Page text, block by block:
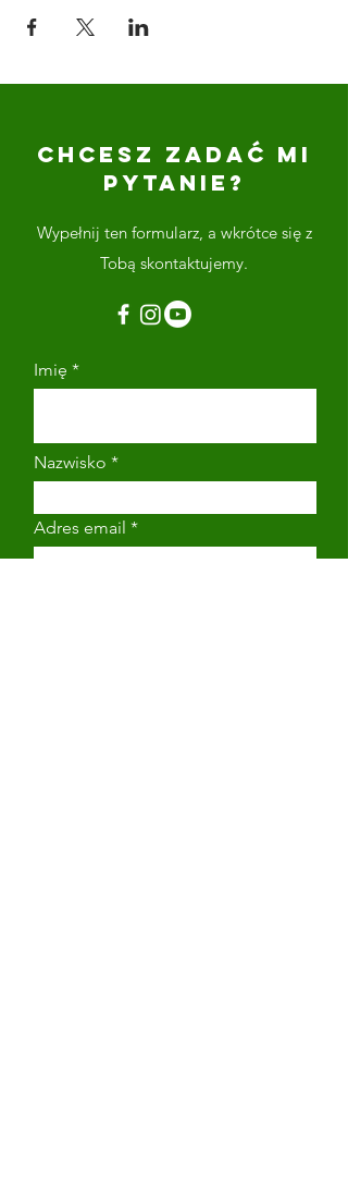
CHCESZ ZADAĆ MI
PYTANIE?
Wypełnij ten formularz, a wkrótce się z
Tobą skontaktujemy.
Imię
Nazwisko
Adres email